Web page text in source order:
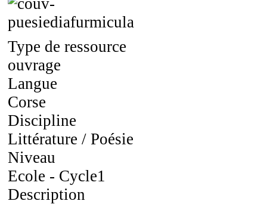
Type de ressource
ouvrage
Langue
Corse
Discipline
Littérature / Poésie
Niveau
Ecole - Cycle1
Description